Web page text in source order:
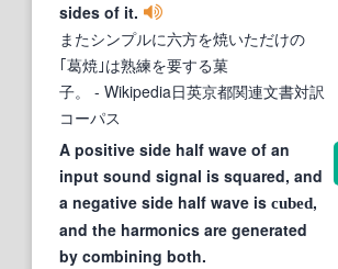
sides of it.
またシンプルに六方を焼いただけの
｢葛焼｣は熟練を要する菓
子。
- Wikipedia日英京都関連文書対訳
コーパス
A positive side half wave of an
input sound signal is squared, and
a negative side half wave is cubed,
and the harmonics are generated
by combining both.